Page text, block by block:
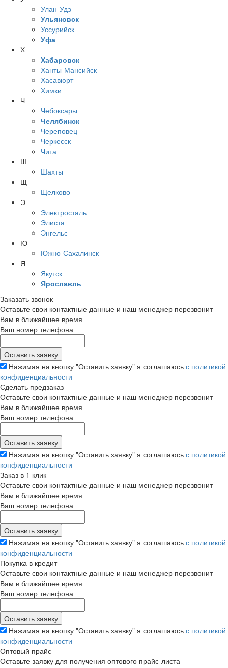
Улан-Удэ
Ульяновск
Уссурийск
Уфа
Х
Хабаровск
Ханты-Мансийск
Хасавюрт
Химки
Ч
Чебоксары
Челябинск
Череповец
Черкесск
Чита
Ш
Шахты
Щ
Щелково
Э
Электросталь
Элиста
Энгельс
Ю
Южно-Сахалинск
Я
Якутск
Ярославль
Заказать звонок
Оставьте свои контактные данные и наш менеджер перезвонит
Вам в ближайшее время
Ваш номер телефона
Нажимая на кнопку "Оставить заявку" я соглашаюсь с политикой
конфиденциальности
Сделать предзаказ
Оставьте свои контактные данные и наш менеджер перезвонит
Вам в ближайшее время
Ваш номер телефона
Нажимая на кнопку "Оставить заявку" я соглашаюсь с политикой
конфиденциальности
Заказ в 1 клик
Оставьте свои контактные данные и наш менеджер перезвонит
Вам в ближайшее время
Ваш номер телефона
Нажимая на кнопку "Оставить заявку" я соглашаюсь с политикой
конфиденциальности
Покупка в кредит
Оставьте свои контактные данные и наш менеджер перезвонит
Вам в ближайшее время
Ваш номер телефона
Нажимая на кнопку "Оставить заявку" я соглашаюсь с политикой
конфиденциальности
Оптовый прайс
Оставьте заявку для получения оптового прайс-листа